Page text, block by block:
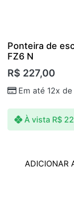
Ponteira de
FZ6 N
R$ 227,00
Em até 12x de
À vista R$
ADICIONAR